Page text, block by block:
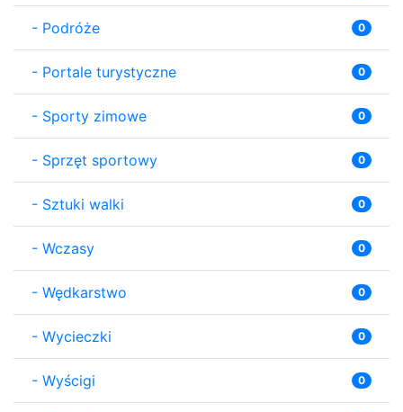
- Podróże 0
- Portale turystyczne 0
- Sporty zimowe 0
- Sprzęt sportowy 0
- Sztuki walki 0
- Wczasy 0
- Wędkarstwo 0
- Wycieczki 0
- Wyścigi 0